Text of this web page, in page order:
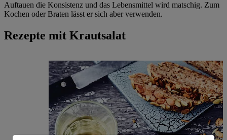
Auftauen die Konsistenz und das Lebensmittel wird matschig. Zum
Kochen oder Braten lässt er sich aber verwenden.
Rezepte mit Krautsalat